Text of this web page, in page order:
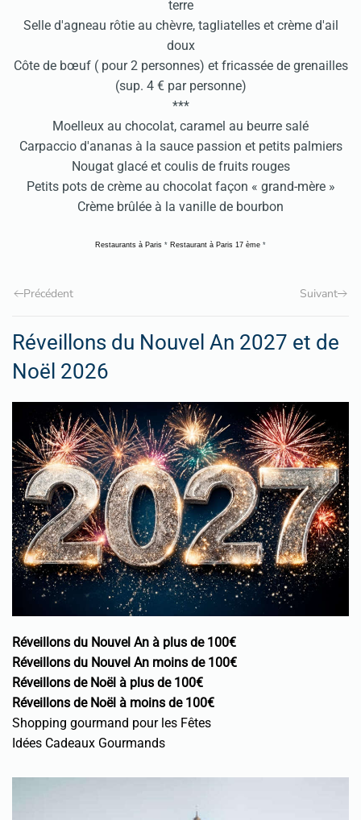
terre
Selle d'agneau rôtie au chèvre, tagliatelles et crème d'ail
doux
Côte de bœuf ( pour 2 personnes) et fricassée de grenailles
(sup. 4 € par personne)
***
Moelleux au chocolat, caramel au beurre salé
Carpaccio d'ananas à la sauce passion et petits palmiers
Nougat glacé et coulis de fruits rouges
Petits pots de crème au chocolat façon « grand-mère »
Crème brûlée à la vanille de bourbon
Restaurants à Paris * Restaurant à Paris 17 ème *
Précédent Suivant
Réveillons du Nouvel An 2027 et de
Noël 2026
Réveillons du Nouvel An à plus de 100€
Réveillons du Nouvel An moins de 100€
Réveillons de Noël à plus de 100€
Réveillons de Noël à moins de 100€
Shopping gourmand pour les Fêtes
Idées Cadeaux Gourmands